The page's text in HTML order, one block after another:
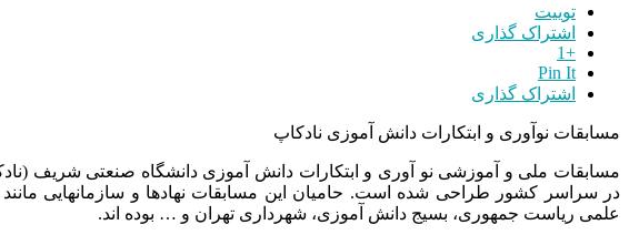
توییت
اشتراک گذاری
+1
Pin It
اشتراک گذاری
مسابقات نوآوری و ابتکارات دانش آموزی نادکاپ
مسابقات ملی و آموزشی نو آوری و ابتکارات دانش آموزی دانشگاه صنعتی شریف
در سراسر کشور طراحی شده است. حامیان این مسابقات نهادها و سازمانهایی
علمی ریاست جمهوری، بسیج دانش آموزی، شهرداری تهران و … بوده اند.